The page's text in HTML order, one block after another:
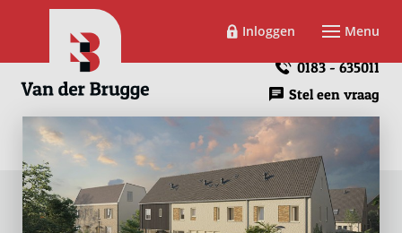
Inloggen Menu
0183 - 635011
Stel een vraag